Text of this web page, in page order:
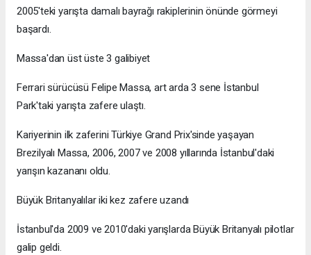
2005'teki yarışta damalı bayrağı rakiplerinin önünde görmeyi
başardı.
Massa'dan üst üste 3 galibiyet
Ferrari sürücüsü Felipe Massa, art arda 3 sene İstanbul
Park'taki yarışta zafere ulaştı.
Kariyerinin ilk zaferini Türkiye Grand Prix'sinde yaşayan
Brezilyalı Massa, 2006, 2007 ve 2008 yıllarında İstanbul'daki
yarışın kazananı oldu.
Büyük Britanyalılar iki kez zafere uzandı
İstanbul'da 2009 ve 2010'daki yarışlarda Büyük Britanyalı pilotlar
galip geldi.